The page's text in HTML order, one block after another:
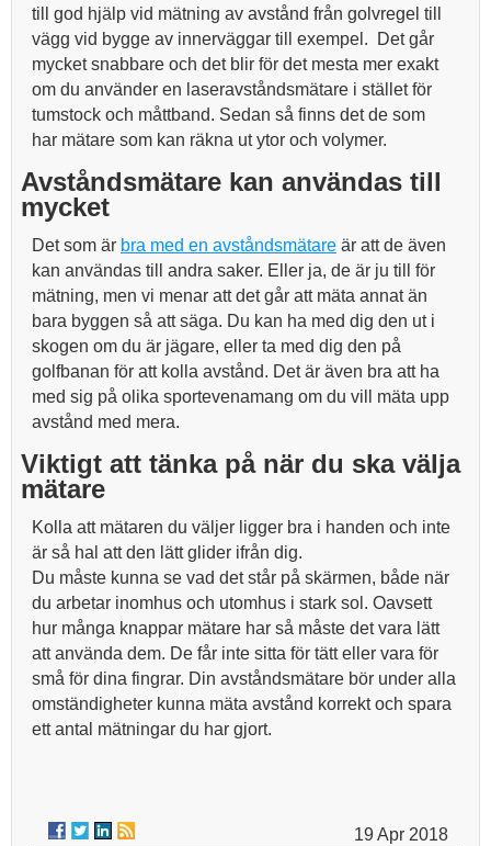
till god hjälp vid mätning av avstånd från golvregel till
vägg vid bygge av innerväggar till exempel. Det går
mycket snabbare och det blir för det mesta mer exakt
om du använder en laseravståndsmätare i stället för
tumstock och måttband. Sedan så finns det de som
har mätare som kan räkna ut ytor och volymer.
Avståndsmätare kan användas till
mycket
Det som är bra med en avståndsmätare är att de även
kan användas till andra saker. Eller ja, de är ju till för
mätning, men vi menar att det går att mäta annat än
bara byggen så att säga. Du kan ha med dig den ut i
skogen om du är jägare, eller ta med dig den på
golfbanan för att kolla avstånd. Det är även bra att ha
med sig på olika sportevenamang om du vill mäta upp
avstånd med mera.
Viktigt att tänka på när du ska välja
mätare
Kolla att mätaren du väljer ligger bra i handen och inte
är så hal att den lätt glider ifrån dig.
Du måste kunna se vad det står på skärmen, både när
du arbetar inomhus och utomhus i stark sol. Oavsett
hur många knappar mätare har så måste det vara lätt
att använda dem. De får inte sitta för tätt eller vara för
små för dina fingrar. Din avståndsmätare bör under alla
omständigheter kunna mäta avstånd korrekt och spara
ett antal mätningar du har gjort.
19 Apr 2018